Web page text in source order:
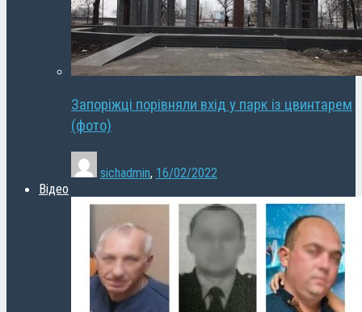
Запоріжці порівняли вхід у парк із цвинтарем
(фото)
sichadmin, 16/02/2022
Відео